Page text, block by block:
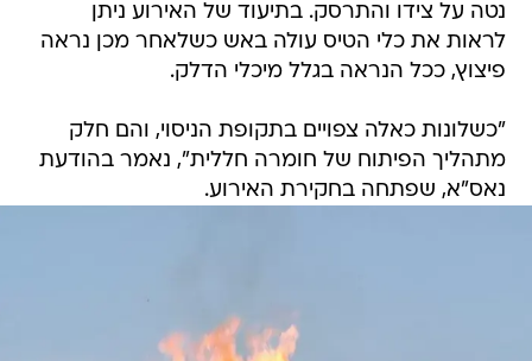
נטה על צידו והתרסק. בתיעוד של האירוע ניתן
לראות את כלי הטיס עולה באש כשלאחר מכן נראה
פיצוץ, ככל הנראה בגלל מיכלי הדלק.
"כשלונות כאלה צפויים בתקופת הניסוי, והם חלק
מתהליך הפיתוח של חומרה חללית", נאמר בהודעת
נאס"א, שפתחה בחקירת האירוע.